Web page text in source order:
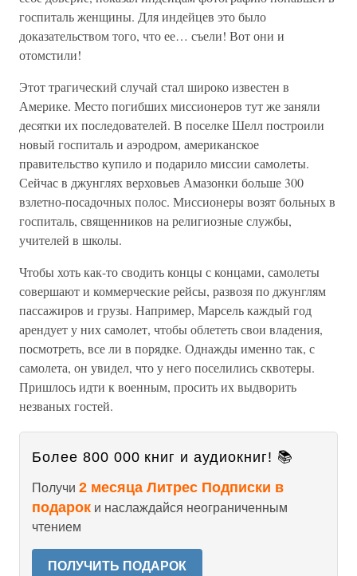
госпиталь женщины. Для индейцев это было
доказательством того, что ее… съели! Вот они и
отомстили!
Этот трагический случай стал широко известен в
Америке. Место погибших миссионеров тут же заняли
десятки их последователей. В поселке Шелл построили
новый госпиталь и аэродром, американское
правительство купило и подарило миссии самолеты.
Сейчас в джунглях верховьев Амазонки больше 300
взлетно-посадочных полос. Миссионеры возят больных в
госпиталь, священников на религиозные службы,
учителей в школы.
Чтобы хоть как-то сводить концы с концами, самолеты
совершают и коммерческие рейсы, развозя по джунглям
пассажиров и грузы. Например, Марсель каждый год
арендует у них самолет, чтобы облететь свои владения,
посмотреть, все ли в порядке. Однажды именно так, с
самолета, он увидел, что у него поселились сквотеры.
Пришлось идти к военным, просить их выдворить
незваных гостей.
Более 800 000 книг и аудиокниг! 📚
Получи 2 месяца Литрес Подписки в
подарок и наслаждайся неограниченным
чтением
ПОЛУЧИТЬ ПОДАРОК